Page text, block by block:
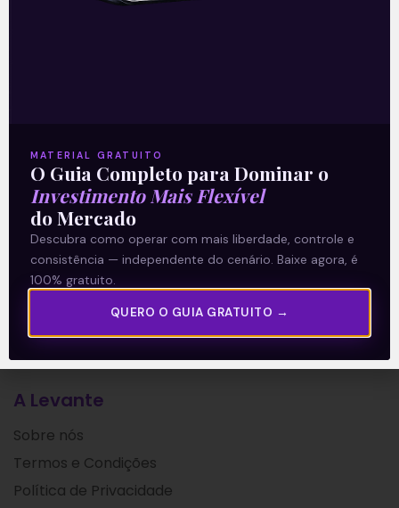
Leia mais
28/07/2021
A Levante
Sobre nós
Termos e Condições
Política de Privacidade
MATERIAL GRATUITO
O Guia Completo para Dominar o
Investimento Mais Flexível
do Mercado
Descubra como operar com mais liberdade, controle e
consistência — independente do cenário. Baixe agora, é
100% gratuito.
QUERO O GUIA GRATUITO →